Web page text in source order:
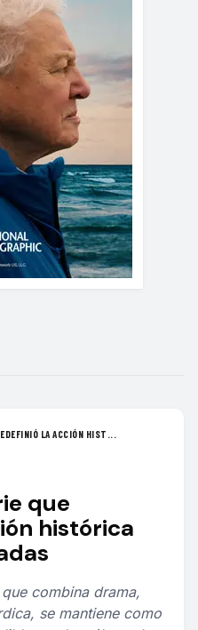
LA ACCIÓN HIST...
que
histórica
combina drama,
se mantiene como